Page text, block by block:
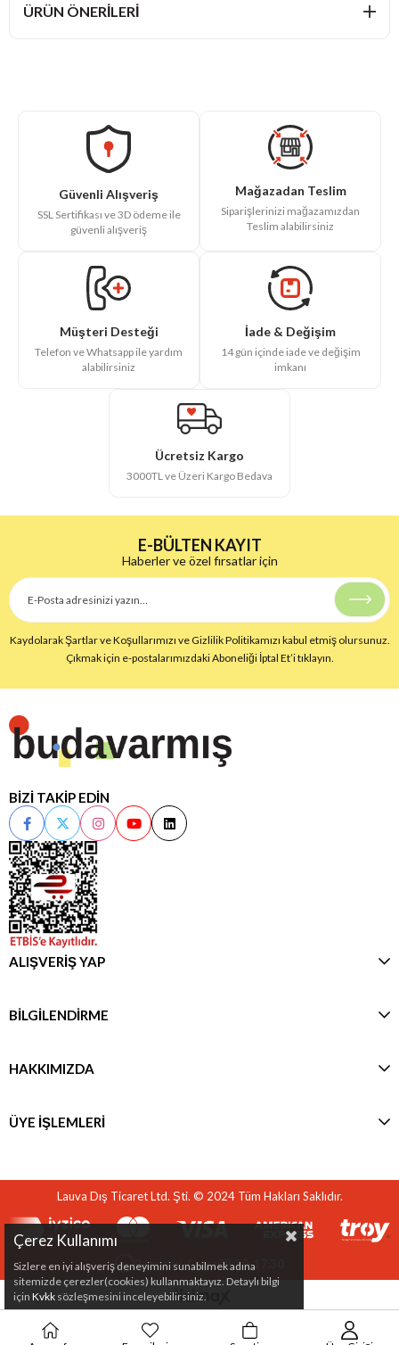
ÜRÜN ÖNERILERI
Güvenli Alışveriş
SSL Sertifikası ve 3D ödeme ile
güvenli alışveriş
Mağazadan Teslim
Siparişlerinizi mağazamızdan
Teslim alabilirsiniz
Müşteri Desteği
Telefon ve Whatsapp ile yardım
alabilirsiniz
İade & Değişim
14 gün içinde iade ve değişim
imkanı
Ücretsiz Kargo
3000TL ve Üzeri Kargo Bedava
E-BÜLTEN KAYIT
Haberler ve özel fırsatlar için
Kaydolarak Şartlar ve Koşullarımızı ve Gizlilik Politikamızı kabul etmiş olursunuz.
Çıkmak için e-postalarımızdaki Aboneliği İptal Et’i tıklayın.
BİZİ TAKİP EDİN
ALIŞVERİŞ YAP
BİLGİLENDİRME
HAKKIMIZDA
ÜYE İŞLEMLERİ
Lauva Dış Ticaret Ltd. Şti. © 2024 Tüm Hakları Saklıdır.
Pazartesi-Cuma08:30-17:30
Çerez Kullanımı
Sizlere en iyi alışveriş deneyimini sunabilmek adına
sitemizde çerezler(cookies) kullanmaktayız. Detaylı bilgi
için Kvkk sözleşmesini inceleyebilirsiniz.